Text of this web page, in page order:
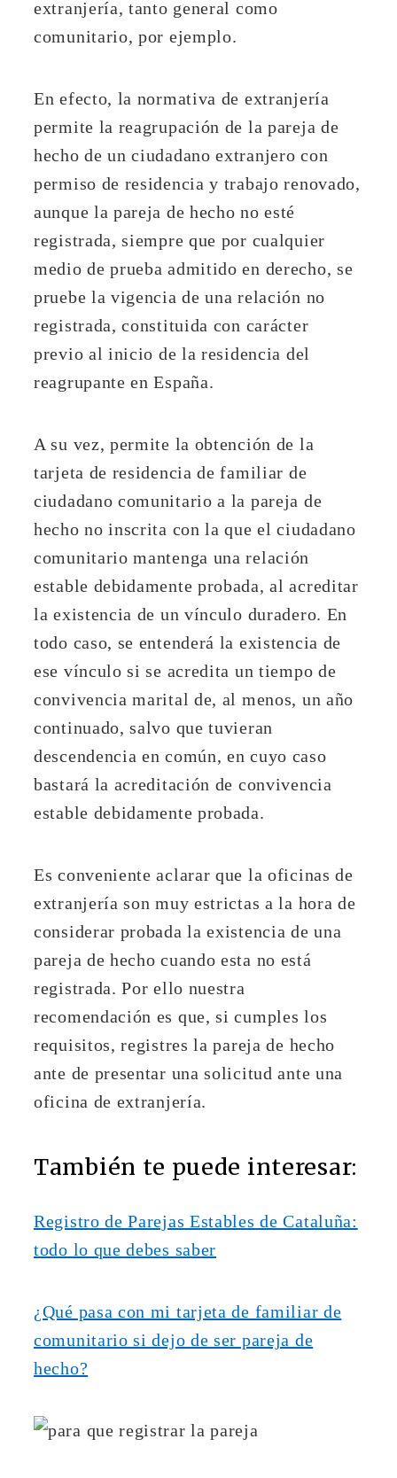
extranjería, tanto general como
comunitario, por ejemplo.
En efecto, la normativa de extranjería
permite la reagrupación de la pareja de
hecho de un ciudadano extranjero con
permiso de residencia y trabajo renovado,
aunque la pareja de hecho no esté
registrada, siempre que por cualquier
medio de prueba admitido en derecho, se
pruebe la vigencia de una relación no
registrada, constituida con carácter
previo al inicio de la residencia del
reagrupante en España.
A su vez, permite la obtención de la
tarjeta de residencia de familiar de
ciudadano comunitario a la pareja de
hecho no inscrita con la que el ciudadano
comunitario mantenga una relación
estable debidamente probada, al acreditar
la existencia de un vínculo duradero. En
todo caso, se entenderá la existencia de
ese vínculo si se acredita un tiempo de
convivencia marital de, al menos, un año
continuado, salvo que tuvieran
descendencia en común, en cuyo caso
bastará la acreditación de convivencia
estable debidamente probada.
Es conveniente aclarar que la oficinas de
extranjería son muy estrictas a la hora de
considerar probada la existencia de una
pareja de hecho cuando esta no está
registrada. Por ello nuestra
recomendación es que, si cumples los
requisitos, registres la pareja de hecho
ante de presentar una solicitud ante una
oficina de extranjería.
También te puede interesar:
Registro de Parejas Estables de Cataluña:
todo lo que debes saber
¿Qué pasa con mi tarjeta de familiar de
comunitario si dejo de ser pareja de
hecho?